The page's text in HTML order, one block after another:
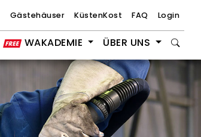
Gästehäuser KüstenKost FAQ Login
WAKADEMIE ÜBER UNS